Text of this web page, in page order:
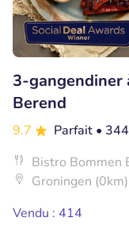
3-gangendiner
Berend
9.7 Parfait •
Bistro Bommen
Groningen (0km)
Vendu : 414